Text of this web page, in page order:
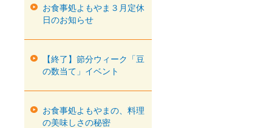
お食事処よもやま３月定休
日のお知らせ
【終了】節分ウィーク「豆
の数当て」イベント
お食事処よもやまの、料理
の美味しさの秘密